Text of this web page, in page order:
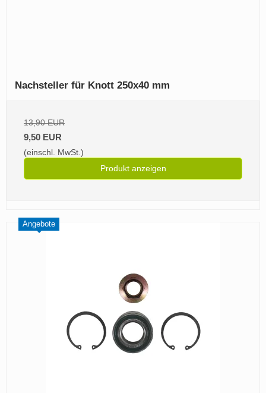
Nachsteller für Knott 250x40 mm
13,90 EUR
9,50 EUR
(einschl. MwSt.)
Produkt anzeigen
Angebote